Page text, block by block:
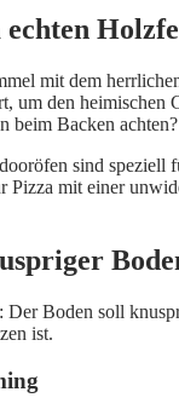
mit dem
um den
beim Backen achten?
sind
mit einer
Boden soll
ist.